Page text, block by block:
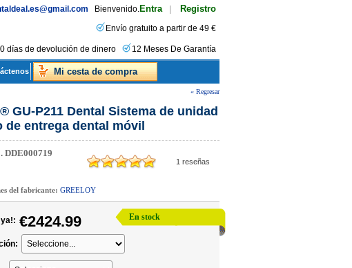
Bienvenido.Entra Registro
Envío gratuito a partir de 49 €
días de devolución de dinero 12 Meses De Garantía
Mi cesta de compra
« Regresar
GU-P211 Dental Sistema de unidad
de entrega dental móvil
DDE000719
1 reseñas
del fabricante: GREELOY
En stock
€2424.99